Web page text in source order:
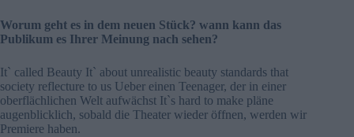
Worum geht es in dem neuen Stück? wann kann das
Publikum es Ihrer Meinung nach sehen?
It` called Beauty It` about unrealistic beauty standards that
society reflecture to us Ueber einen Teenager, der in einer
oberflächlichen Welt aufwächst It`s hard to make pläne
augenblicklich, sobald die Theater wieder öffnen, werden wir
Premiere haben.